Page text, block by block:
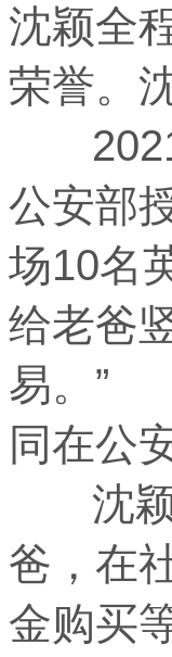
沈颖全
荣誉。
2021
公安部
场10名
给老爸
易。”
同在公
沈颖
爸，在
金购买